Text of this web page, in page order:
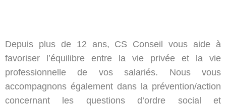
Depuis plus de 12 ans, CS Conseil vous aide à
favoriser l’équilibre entre la vie privée et la vie
professionnelle de vos salariés. Nous vous
accompagnons également dans la prévention/action
concernant les questions d’ordre social et